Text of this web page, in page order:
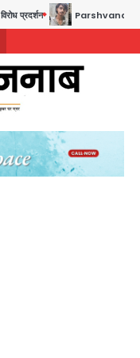
Parshvanath Building